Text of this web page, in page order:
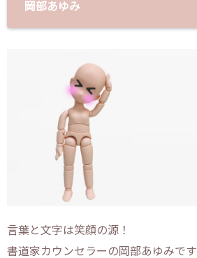
岡部あゆみ
言葉と文字は笑顔の源！
書道家カウンセラーの岡部あゆみです